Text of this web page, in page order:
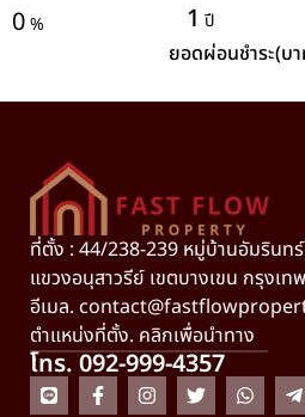
0% 1 ปี
ยอดผ่อนชำระ(บ
ที่ตั้ง : 44/238-239 หมู่บ้านอัมรินท
แขวงอนุสาวรีย์ เขตบางเขน กรุงเ
อีเมล.
ตำแหน่งที่ตั้ง. คลิกเพื่อนำทาง
โทร. 092-999-4357